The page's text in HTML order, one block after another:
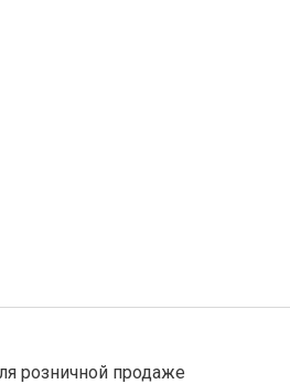
розничной продаже